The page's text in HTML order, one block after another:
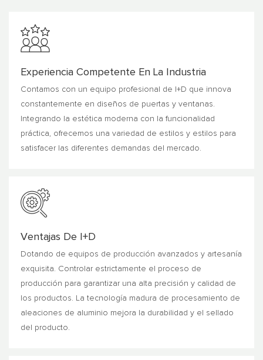
Experiencia Competente En La Industria
Contamos con un equipo profesional de I+D que innova
constantemente en diseños de puertas y ventanas.
Integrando la estética moderna con la funcionalidad
práctica, ofrecemos una variedad de estilos y estilos para
satisfacer las diferentes demandas del mercado.
Ventajas De I+D
Dotando de equipos de producción avanzados y artesanía
exquisita. Controlar estrictamente el proceso de
producción para garantizar una alta precisión y calidad de
los productos. La tecnología madura de procesamiento de
aleaciones de aluminio mejora la durabilidad y el sellado
del producto.